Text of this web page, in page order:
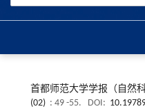
首都师范大学学报（自然科
(02) : 49 -55. DOI: